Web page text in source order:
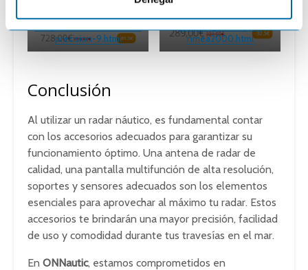
n
precision-9.html
nmea2000.html
Conclusión
Al utilizar un radar náutico, es fundamental contar
con los accesorios adecuados para garantizar su
funcionamiento óptimo. Una antena de radar de
calidad, una pantalla multifunción de alta resolución,
soportes y sensores adecuados son los elementos
esenciales para aprovechar al máximo tu radar. Estos
accesorios te brindarán una mayor precisión, facilidad
de uso y comodidad durante tus travesías en el mar.
En ONNautic, estamos comprometidos en